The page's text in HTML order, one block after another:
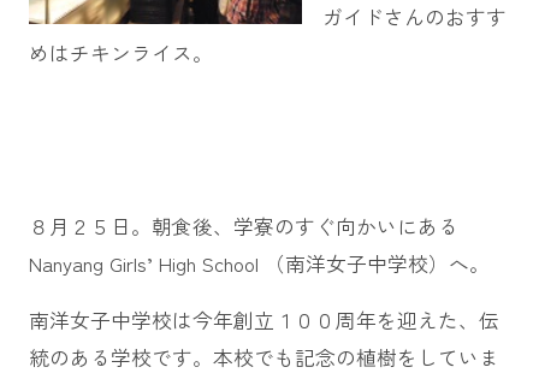
ガイドさんのおすす
めはチキンライス。
８月２５日。朝食後、学寮のすぐ向かいにある
Nanyang Girls’ High School （南洋女子中学校）へ。
南洋女子中学校は今年創立１００周年を迎えた、伝
統のある学校です。本校でも記念の植樹をしていま